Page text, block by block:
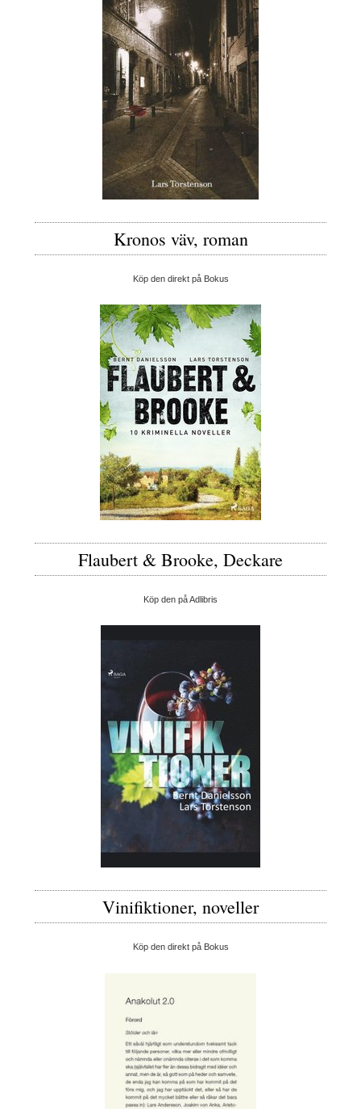
Kronos väv, roman
Köp den direkt på Bokus
Flaubert & Brooke, Deckare
Köp den på Adlibris
Vinifiktioner, noveller
Köp den direkt på Bokus